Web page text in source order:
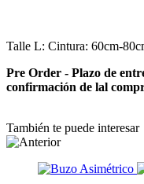
Talle L: Cintura: 60cm-
Pre Order - Plazo de
confirmación de lal
También te puede interesar